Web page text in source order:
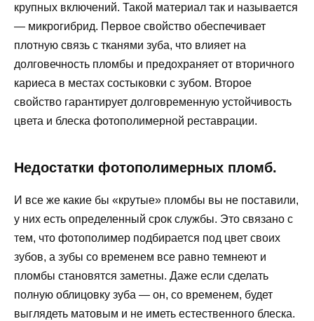
крупных включений. Такой материал так и называется
— микрогибрид. Первое свойство обеспечивает
плотную связь с тканями зуба, что влияет на
долговечность пломбы и предохраняет от вторичного
кариеса в местах состыковки с зубом. Второе
свойство гарантирует долговременную устойчивость
цвета и блеска фотополимерной реставрации.
Недостатки фотополимерных пломб.
И все же какие бы «крутые» пломбы вы не поставили,
у них есть определенный срок службы. Это связано с
тем, что фотополимер подбирается под цвет своих
зубов, а зубы со временем все равно темнеют и
пломбы становятся заметны. Даже если сделать
полную облицовку зуба — он, со временем, будет
выглядеть матовым и не иметь естественного блеска.